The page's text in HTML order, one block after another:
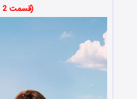
(قسمت 2 اضافه شد)